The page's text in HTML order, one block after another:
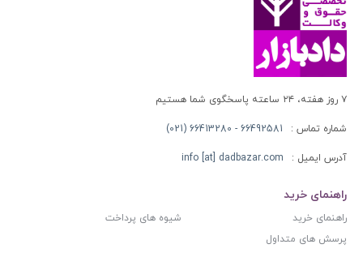
۷ روز هفته، ۲۴ ساعته پاسخگوی شما هستیم
شماره تماس : 66492581 - 66413280 (021)
آدرس ایمیل : info [at] dadbazar.com
راهنمای خرید
راهنمای خرید
شیوه های پرداخت
پرسش های متداول